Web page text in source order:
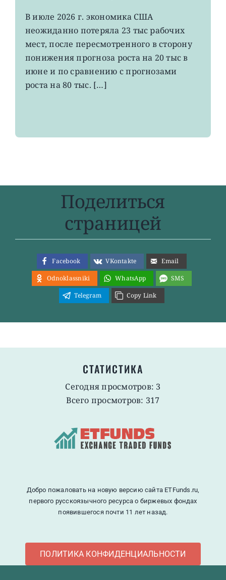
VOO:
рабочих
мест
США
неожиданно
В июле 2026 г. экономика США
неожиданно потеряла 23 тыс рабочих
мест, после пересмотренного в сторону
понижения прогноза роста на 20 тыс в
июне и по сравнению с прогнозами
роста на 80 тыс. […]
Поделиться
страницей
Facebook VKontakte
Email
Odnoklassniki
WhatsApp
SMS
Telegram
Copy Link
СТАТИСТИКА
Сегодня просмотров: 3
Всего просмотров: 317
Добро пожаловать на новую версию сайта ETFunds.ru,
первого русскоязычного ресурса о биржевых фондах
появившегося почти 11 лет назад.
ПОЛИТИКА КОНФИДЕНЦИАЛЬНОСТИ